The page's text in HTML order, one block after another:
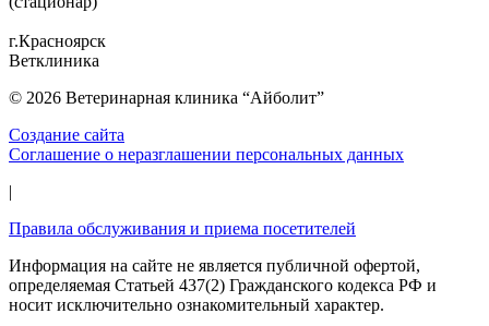
г.Красноярск
Ветклиника
© 2026 Ветеринарная клиника “Айболит”
Создание сайта
Соглашение о неразглашении персональных данных
|
Правила обслуживания и приема посетителей
Информация на сайте не является публичной офертой,
определяемая Статьей 437(2) Гражданского кодекса РФ и
носит исключительно ознакомительный характер.